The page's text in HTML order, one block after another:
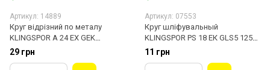
Артикул: 14889
Круг відрізний по металу
KLINGSPOR A 24 EX GEK
125х2.5х22.23 мм 188463
29 грн
Артикул: 07553
Круг шліфувальный
KLINGSPOR PS 18 ЕК GLS5 125
мм 270552
11 грн